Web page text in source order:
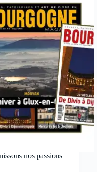
nos passions